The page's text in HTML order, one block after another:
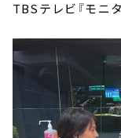
TBSテレビ『モニ